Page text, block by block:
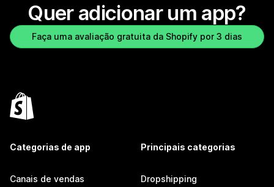
Quer adicionar um app?
Faça uma avaliação gratuita da Shopify por 3 dias
Categorias de app
Canais de vendas
Principais categorias
Dropshipping